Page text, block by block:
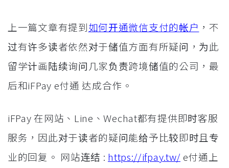
上一篇文章有提到如何开通微信支付的帐户 ，不
过有许多读者依然对于储值方面有所疑问，为此
留学计画陆续询问几家负责跨境储值的公司，最
后和iFPay e付通 达成合作。
iFPay 在网站、Line、Wechat都有提供即时客服
服务，因此对于读者的疑问能给予比较即时且专
业的回复。 网站连结 : https://ifpay.tw/ e付通上